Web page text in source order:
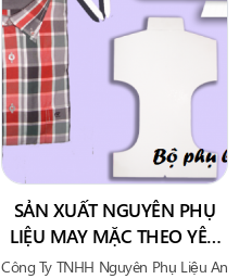
SẢN XUẤT NGUYÊN PHỤ
LIỆU MAY MẶC THEO YÊU
CẦU CỦA KHÁCH HÀNG
Công Ty TNHH Nguyên Phụ Liệu An